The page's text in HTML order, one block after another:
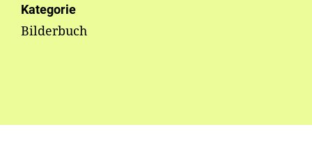
Kategorie
Bilderbuch